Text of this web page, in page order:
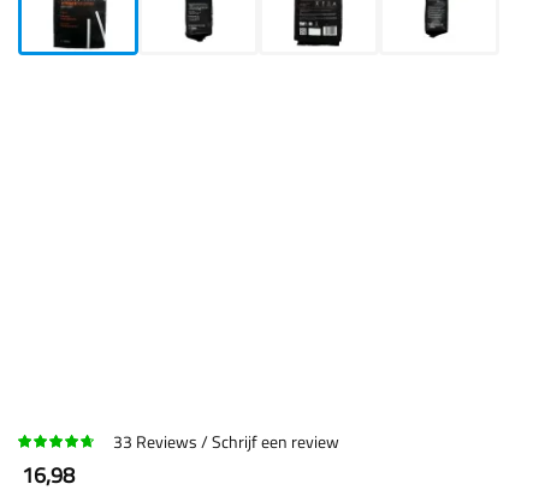
33 Reviews Schrijf een review
16,98